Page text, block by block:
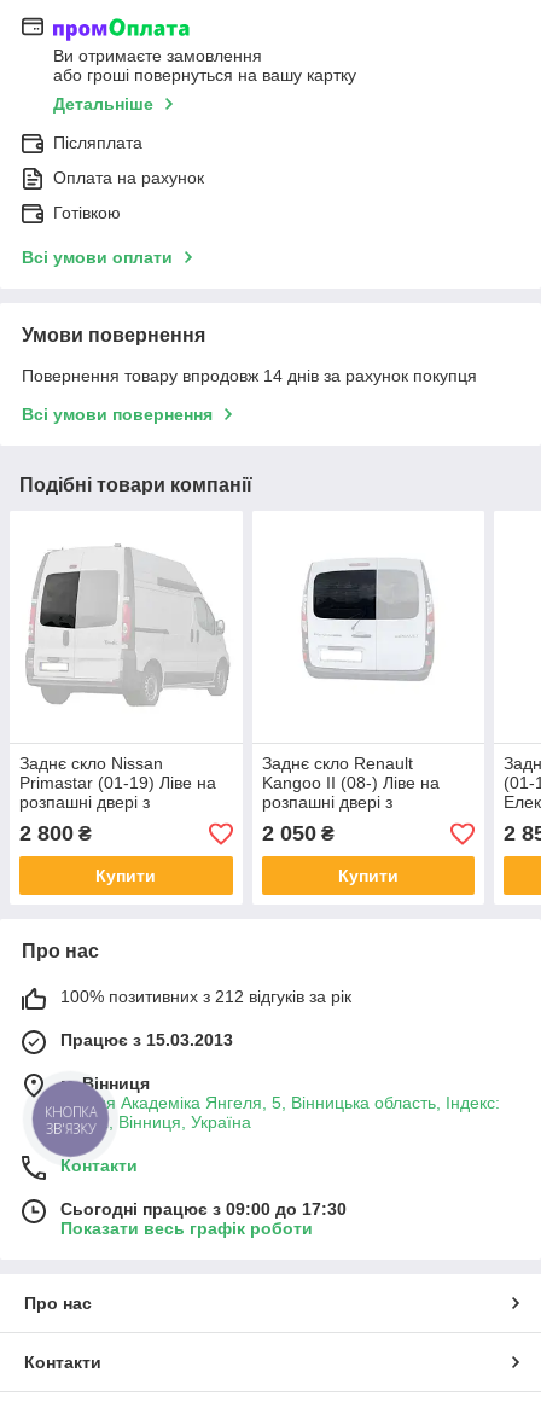
Ви отримаєте замовлення
або гроші повернуться на вашу картку
Детальніше
Післяплата
Оплата на рахунок
Готівкою
Всі умови оплати
Умови повернення
Повернення товару впродовж 14 днів за рахунок покупця
Всі умови повернення
Подібні товари компанії
Заднє скло Nissan
Primastar (01-19) Ліве на
розпашні двері з
Електрообогревом (Нісан
Прімастар)
2 800 ₴
Купити
Заднє скло Renault
Kangoo II (08-) Ліве на
розпашні двері з
Електрообогревом (Рено
Кенго II)
2 050₴
Купити
(01-
2
Про нас
100% позитивних з 212 відгуків за рік
Працює з 15.03.2013
м. Вінниця
вулиця Академіка Янгеля, 5, Вінницька область, Індекс:
21001, Вінниця, Україна
Контакти
Сьогодні працює з 09:00 до 17:30
Показати весь графік роботи
Про нас
Контакти
КНОПКА
ЗВ'ЯЗКУ